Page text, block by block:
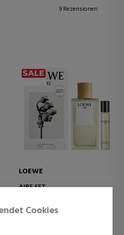
Cookies
9 Rezensionen
LOEWE
AIRE SET
Eau de Toilette